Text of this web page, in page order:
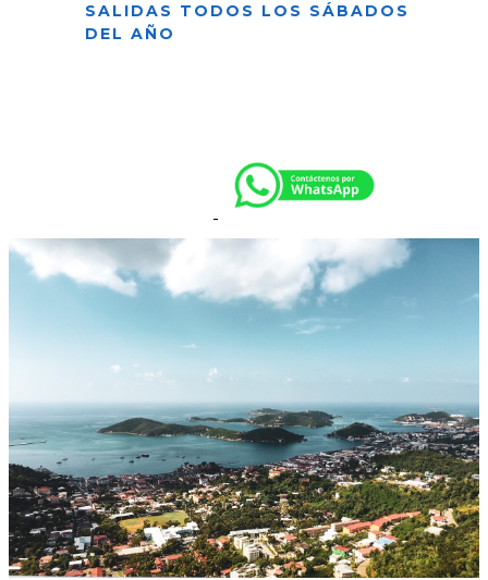
SALIDAS TODOS LOS SÁBADOS
DEL AÑO